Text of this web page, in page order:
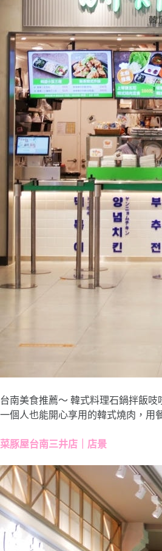
台南美食推薦～ 韓式料理石鍋拌飯吱
一個人也能開心享用的韓式燒肉，用
菜豚屋台南三井店｜店景